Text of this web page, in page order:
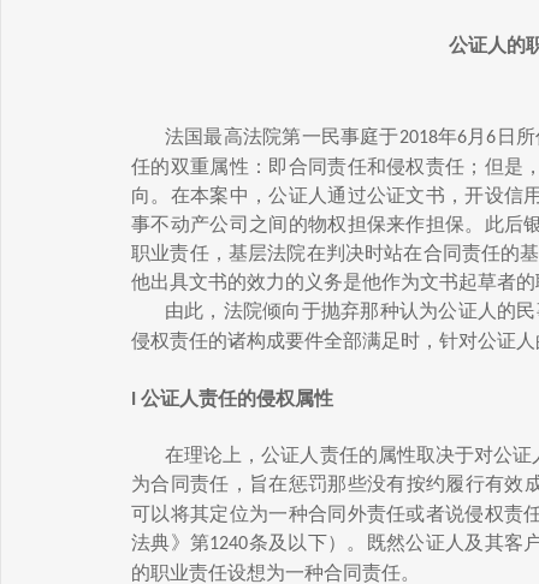
公证人的
法国最高法院第一民事庭于2018年6月6 日
任的双重属性：即合同责任和侵权责任；但是
向。在本案中，公证人通过公证文书，开设信
事不动产公司之间的物权担保来作担保。此后
职业责任，基层法院在判决时站在合同责任的
他出具文书的效力的义务是他作为文书起草者
由此，法院倾向于抛弃那种认为公证人的
侵权责任的诸构成要件全部满足时，针对公证
公证人责任的侵权属性
在理论上，公证人责任的属性取决于对公
为合同责任，旨在惩罚那些没有按约履行有效
可以将其定位为一种合同外责任或者说侵权责
法典》第1240条及以下）。既然公证人及其客
的职业责任设想为一种合同责任。